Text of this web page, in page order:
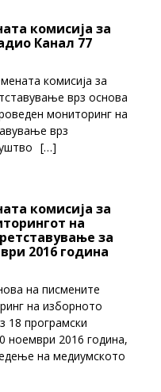
комисија за
Канал 77
комисија за
врз основа
мониторинг на
врз
[…]
комисија за
на
за
2016 година
на писмените
на изборното
18 програмски
ноември 2016 година,
на медиумското